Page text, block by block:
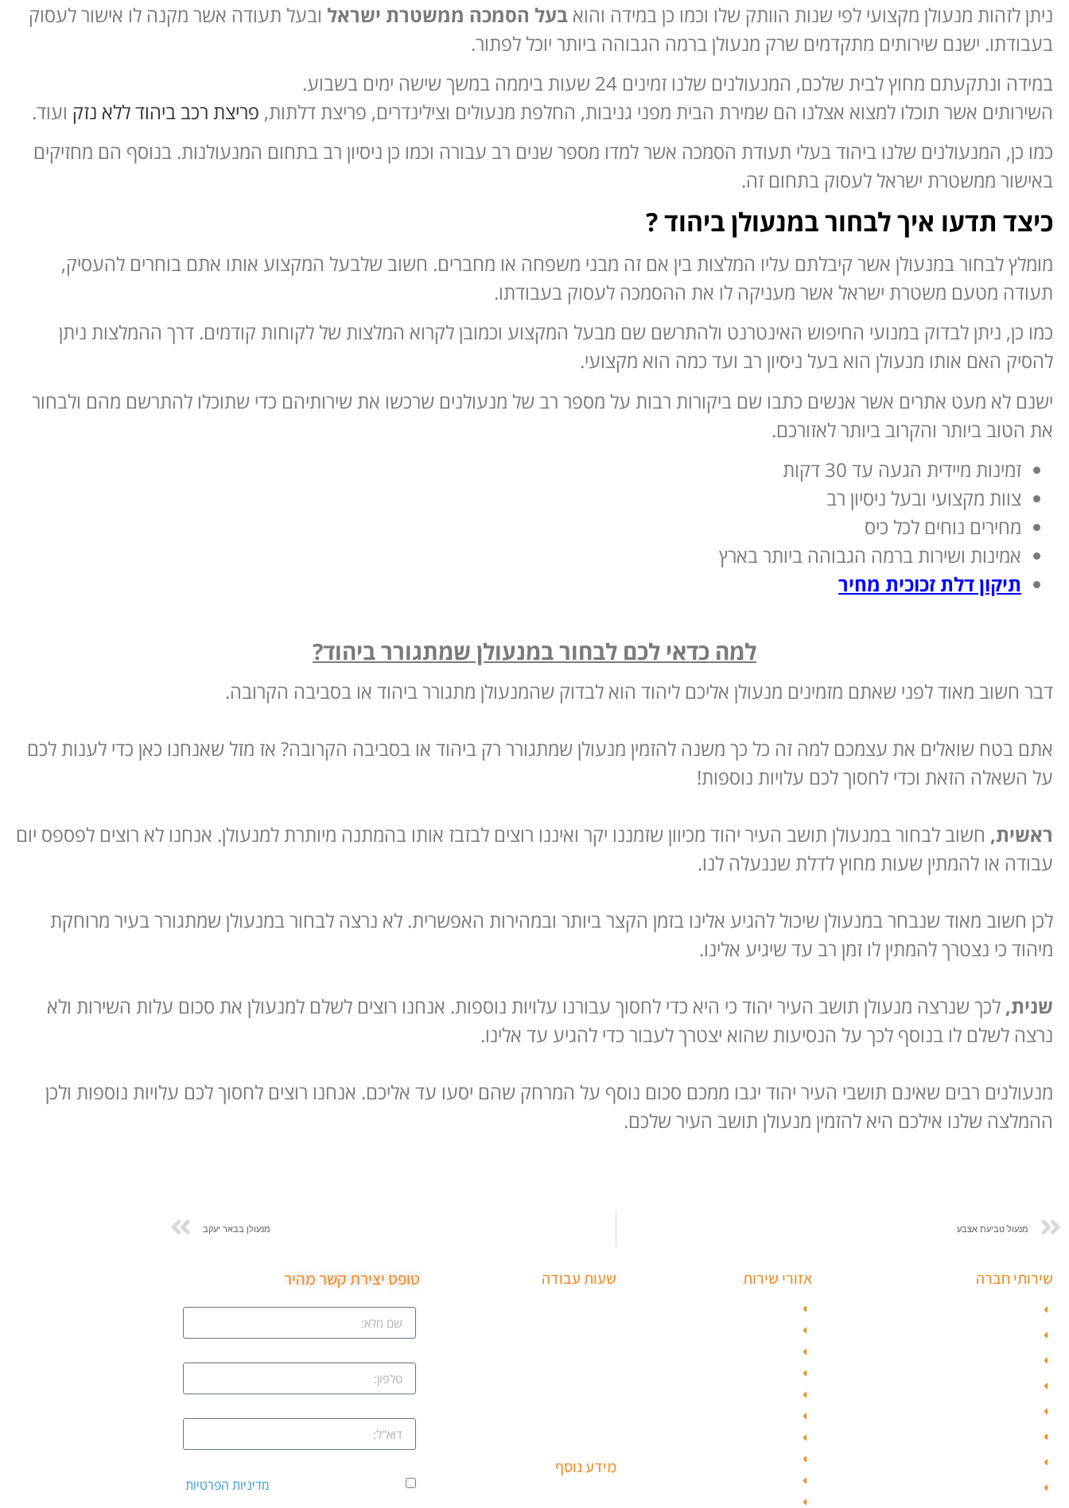
ניתן לזהות מנעולן מקצועי לפי שנות הוותק שלו וכמו כן במידה והוא בעל הסמכה ממשטרת ישראל ובעל תעודה אשר מקנה לו אישור לעסוק
בעבודתו. ישנם שירותים מתקדמים שרק מנעולן ברמה הגבוהה ביותר יוכל לפתור.
במידה ונתקעתם מחוץ לבית שלכם, המנעולנים שלנו זמינים 24 שעות ביממה במשך שישה ימים בשבוע.
השירותים אשר תוכלו למצוא אצלנו הם שמירת הבית מפני גניבות, החלפת מנעולים וצילינדרים, פריצת דלתות, פריצת רכב ביהוד ללא נזק ועוד.
כמו כן, המנעולנים שלנו ביהוד בעלי תעודת הסמכה אשר למדו מספר שנים רב עבורה וכמו כן ניסיון רב בתחום המנעולנות. בנוסף הם מחזיקים
באישור ממשטרת ישראל לעסוק בתחום זה.
כיצד תדעו איך לבחור במנעולן ביהוד ?
מומלץ לבחור במנעולן אשר קיבלתם עליו המלצות בין אם זה מבני משפחה או מחברים. חשוב שלבעל המקצוע אותו אתם בוחרים להעסיק,
תעודה מטעם משטרת ישראל אשר מעניקה לו את ההסמכה לעסוק בעבודתו.
כמו כן, ניתן לבדוק במנועי החיפוש האינטרנט ולהתרשם שם מבעל המקצוע וכמובן לקרוא המלצות של לקוחות קודמים. דרך ההמלצות ניתן
להסיק האם אותו מנעולן הוא בעל ניסיון רב ועד כמה הוא מקצועי.
ישנם לא מעט אתרים אשר אנשים כתבו שם ביקורות רבות על מספר רב של מנעולנים שרכשו את שירותיהם כדי שתוכלו להתרשם מהם ולבחור
את הטוב ביותר והקרוב ביותר לאזורכם.
זמינות מיידית הגעה עד 30 דקות
צוות מקצועי ובעל ניסיון רב
מחירים נוחים לכל כיס
אמינות ושירות ברמה הגבוהה ביותר בארץ
תיקון דלת זכוכית מחיר
למה כדאי לכם לבחור במנעולן שמתגורר ביהוד?
דבר חשוב מאוד לפני שאתם מזמינים מנעולן אליכם ליהוד הוא לבדוק שהמנעולן מתגורר ביהוד או בסביבה הקרובה.
אתם בטח שואלים את עצמכם למה זה כל כך משנה להזמין מנעולן שמתגורר רק ביהוד או בסביבה הקרובה? אז מזל שאנחנו כאן כדי לענות לכם
על השאלה הזאת וכדי לחסוך לכם עלויות נוספות!
ראשית, חשוב לבחור במנעולן תושב העיר יהוד מכיוון שזמננו יקר ואיננו רוצים לבזבז אותו בהמתנה מיותרת למנעולן. אנחנו לא רוצים לפספס יום
עבודה או להמתין שעות מחוץ לדלת שננעלה לנו.
לכן חשוב מאוד שנבחר במנעולן שיכול להגיע אלינו בזמן הקצר ביותר ובמהירות האפשרית. לא נרצה לבחור במנעולן שמתגורר בעיר מרוחקת
מיהוד כי נצטרך להמתין לו זמן רב עד שיגיע אלינו.
שנית, לכך שנרצה מנעולן תושב העיר יהוד כי היא כדי לחסוך עבורנו עלויות נוספות. אנחנו רוצים לשלם למנעולן את סכום עלות השירות ולא
נרצה לשלם לו בנוסף לכך על הנסיעות שהוא יצטרך לעבור כדי להגיע עד אלינו.
מנעולנים רבים שאינם תושבי העיר יהוד יגבו ממכם סכום נוסף על המרחק שהם יסעו עד אליכם. אנחנו רוצים לחסוך לכם עלויות נוספות ולכן
ההמלצה שלנו אילכם היא להזמין מנעולן תושב העיר שלכם.
מנעול טביעת אצבע מנעולן בבאר יעקב
שירותי חברה אזורי שירות שעות עבודה
מידע נוסף
טופס יצירת קשר מהיר
מדיניות הפרטיות